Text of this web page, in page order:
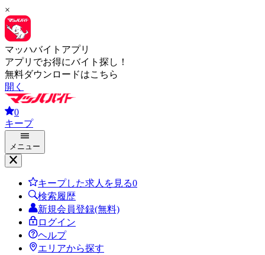
×
マッハバイトアプリ
アプリでお得にバイト探し！
無料ダウンロードはこちら
開く
0
キープ
メニュー
キープした求人を見る0
検索履歴
新規会員登録(無料)
ログイン
ヘルプ
エリアから探す